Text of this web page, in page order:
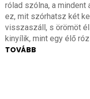
rólad szólna, a
ez, mit szórhatsz két
visszaszáll, s örömöt
kinyílik, mint egy élő
TOVÁBB